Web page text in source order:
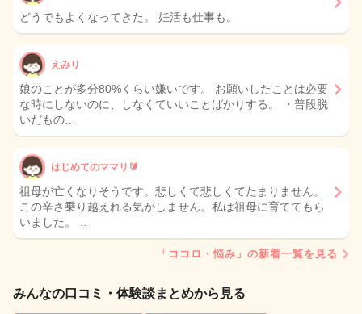
どうでもよくなってきた。 妊活も仕事も。
えみり
娘のことが多分80%くらい嫌いです。 お願いしたことは必要
な時にしないのに、しなくていいことばかりする。 ・普段脱
いだもの…
はじめてのママリ🔰
祖母が亡くなりそうです。悲しくて悲しくてたまりません。
この辛さ乗り越えれる気がしません。私は祖母に育ててもら
いました。…
「ココロ・悩み」の新着一覧を見る
みんなの口コミ・体験談まとめから見る